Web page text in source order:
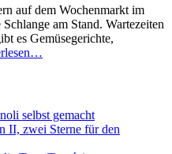
auf dem Wochenmarkt im
am Stand. Wartezeiten
es Gemüsegerichte,
selbst gemacht
II, zwei Sterne für den